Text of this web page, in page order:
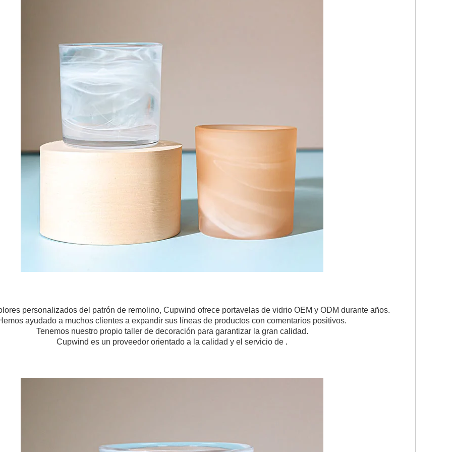
personalizados del patrón de remolino, Cupwind ofrece portavelas de vidrio OEM y ODM durante años.
ayudado a muchos clientes a expandir sus líneas de productos con comentarios positivos.
Tenemos nuestro propio taller de decoración para garantizar la gran calidad.
Cupwind es un proveedor orientado a la calidad y el servicio de .